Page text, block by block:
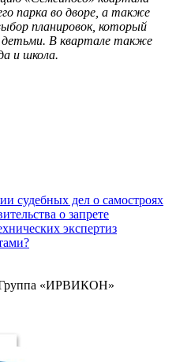
парка во дворе, а также
планировок, который
В квартале также
и школа.
судебных дел о самостроях
о запрете
экспертиз
Группа «ИРВИКОН»